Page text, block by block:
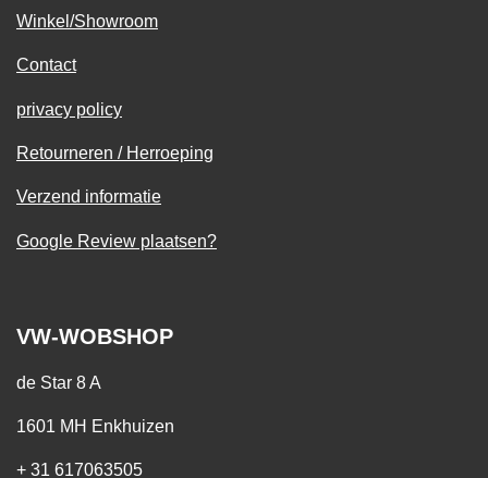
Winkel/Showroom
Contact
privacy policy
Retourneren / Herroeping
Verzend informatie
Google Review plaatsen?
VW-WOBSHOP
de Star 8 A
1601 MH Enkhuizen
+ 31 617063505